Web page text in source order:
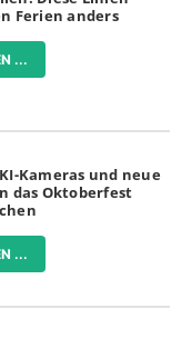
Ferien anders
...
Kameras und neue
das Oktoberfest
...